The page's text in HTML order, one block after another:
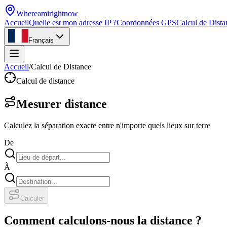
Whereamirightnow
AccueilQuelle est mon adresse IP ?Coordonnées GPSCalcul de
Français
Accueil/Calcul de Distance
Calcul de distance
Mesurer distance
Calculez la séparation exacte entre n'importe quels lieux sur terre
De
À
Calculer
Comment calculons-nous la distance ?